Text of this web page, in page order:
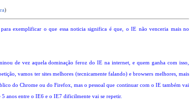
)
exemplificar o que essa noticia significa é que, o IE não venceria mais no
de vez aquela dominação feroz do IE na internet, e quem ganha com isso,
vamos ter sites melhores (tecnicamente falando) e browsers melhores, mais
do Chrome ou do Firefox, mas o pessoal que continuar com o IE também vai
anos entre o IE6 e o IE7 dificilmente vai se repetir.